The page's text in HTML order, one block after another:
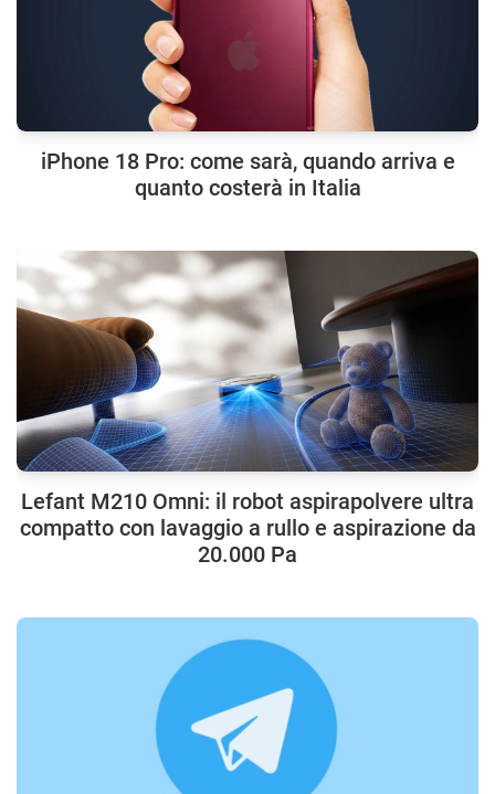
iPhone 18 Pro: come sarà, quando arriva e
quanto costerà in Italia
Lefant M210 Omni: il robot aspirapolvere ultra
compatto con lavaggio a rullo e aspirazione da
20.000 Pa